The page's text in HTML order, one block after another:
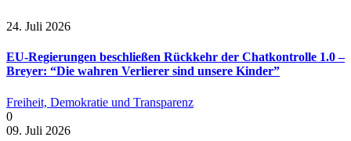
24. Juli 2026
EU-Regierungen beschließen Rückkehr der Chatkontrolle 1.0 –
Breyer: “Die wahren Verlierer sind unsere Kinder”
Freiheit, Demokratie und Transparenz
0
09. Juli 2026